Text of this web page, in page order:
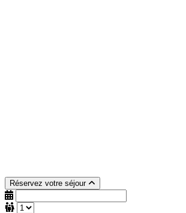
Réservez votre séjour